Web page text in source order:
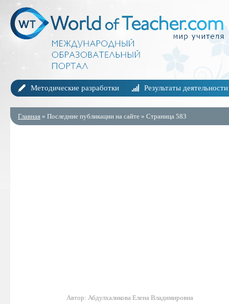
Методические разработки Результаты деятельности
Главная » Последние публикации на сайте » Страница 583
Автор: Абдулхаликова Елена Владимировна